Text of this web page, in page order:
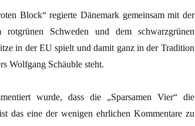
Block“ regierte Dänemark gemeinsam mit der
rotgrünen Schweden und dem schwarzgrünen
in der EU spielt und damit ganz in der Tradition
Wolfgang Schäuble steht.
wurde, dass die „Sparsamen Vier“ die
das eine der wenigen ehrlichen Kommentare zu